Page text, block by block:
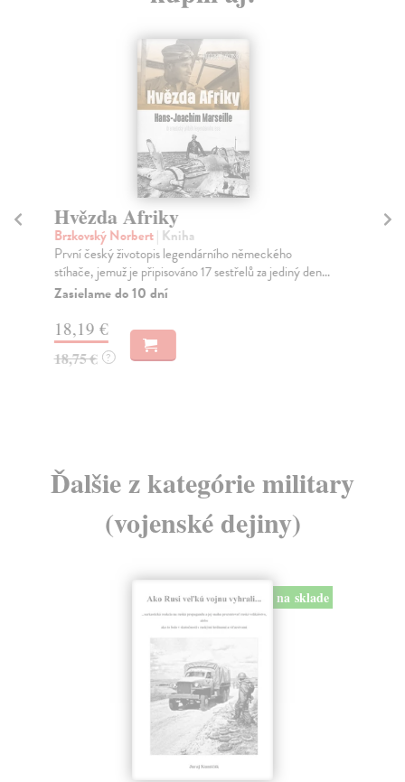
Hvězda Afriky
Brzkovský Norbert| Kniha
První český životopis legendárního německého
stíhače, jemuž je připisováno 17 sestřelů za jediný den...
Zasielame do 10 dní
18,19 €
18,75 € ?
Ďalšie z kategórie military
(vojenské dejiny)
na sklade